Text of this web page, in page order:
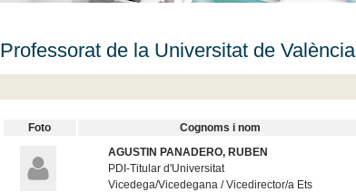
Professorat de la Universitat de València
Foto Cognoms i nom
AGUSTIN PANADERO, RUBEN
PDI-Titular d'Universitat
Vicedega/Vicedegana / Vicedirector/a Ets